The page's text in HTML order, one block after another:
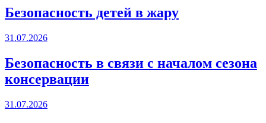
Безопасность детей в жару
31.07.2026
Безопасность в связи с началом сезона
консервации
31.07.2026